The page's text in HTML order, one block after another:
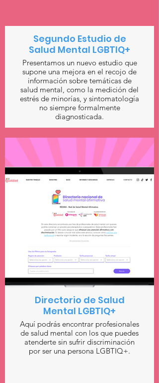
Segundo Estudio de
Salud Mental LGBTIQ+
Presentamos un nuevo estudio que
supone una mejora en el recojo de
información sobre temáticas de
salud mental, como la medición del
estrés de minorías, y sintomatología
no siempre formalmente
diagnosticada.
Directorio de Salud
Mental LGBTIQ+
Aquí podrás encontrar profesionales
de salud mental con los que puedes
atenderte sin sufrir discriminación
por ser una persona LGBTIQ+.